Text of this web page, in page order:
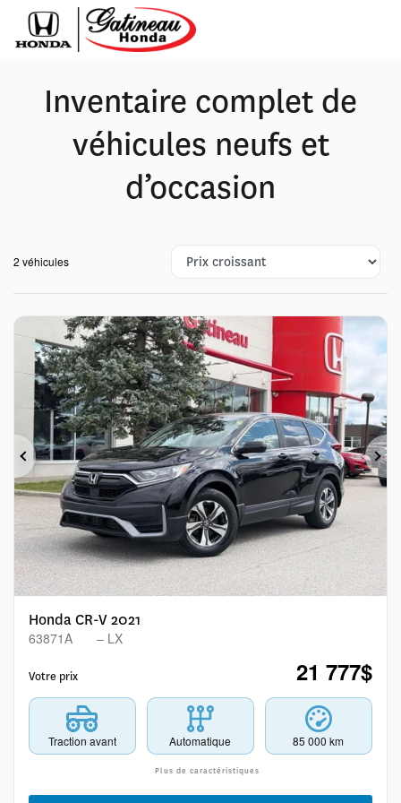
Inventaire complet de
véhicules neufs et
d’occasion
2 véhicules
Précédent
Honda CR-V 2021
63871A – LX
Votre prix 21 777$
Traction avant Automatique 85 000 km
Plus de caractéristiques